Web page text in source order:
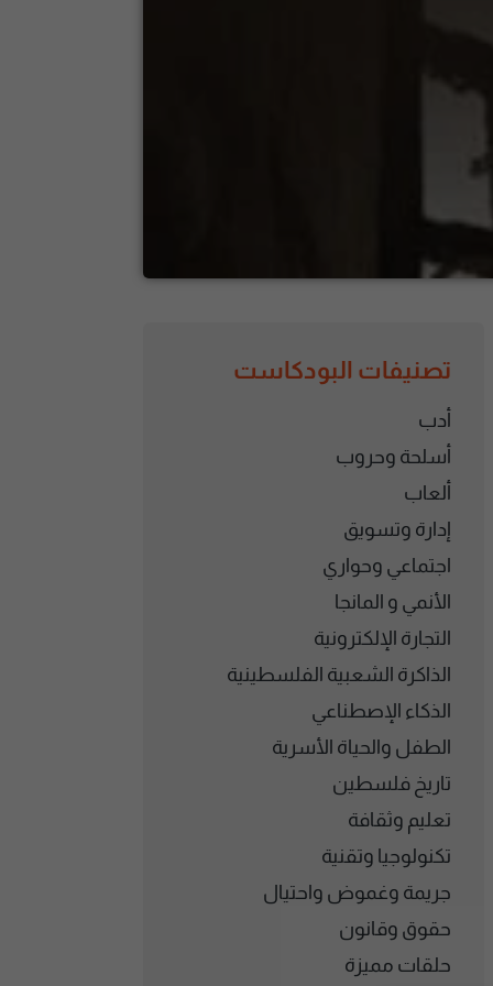
تصنيفات البودكاست
أدب
أسلحة وحروب
ألعاب
إدارة وتسويق
اجتماعي وحواري
الأنمي و المانجا
التجارة الإلكترونية
الذاكرة الشعبية الفلسطينية
الذكاء الإصطناعي
الطفل والحياة الأسرية
تاريخ فلسطين
تعليم وثقافة
تكنولوجيا وتقنية
جريمة وغموض واحتيال
حقوق وقانون
حلقات مميزة